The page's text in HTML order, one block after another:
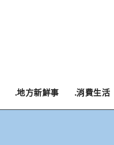
.地方新鮮事 .消費生活